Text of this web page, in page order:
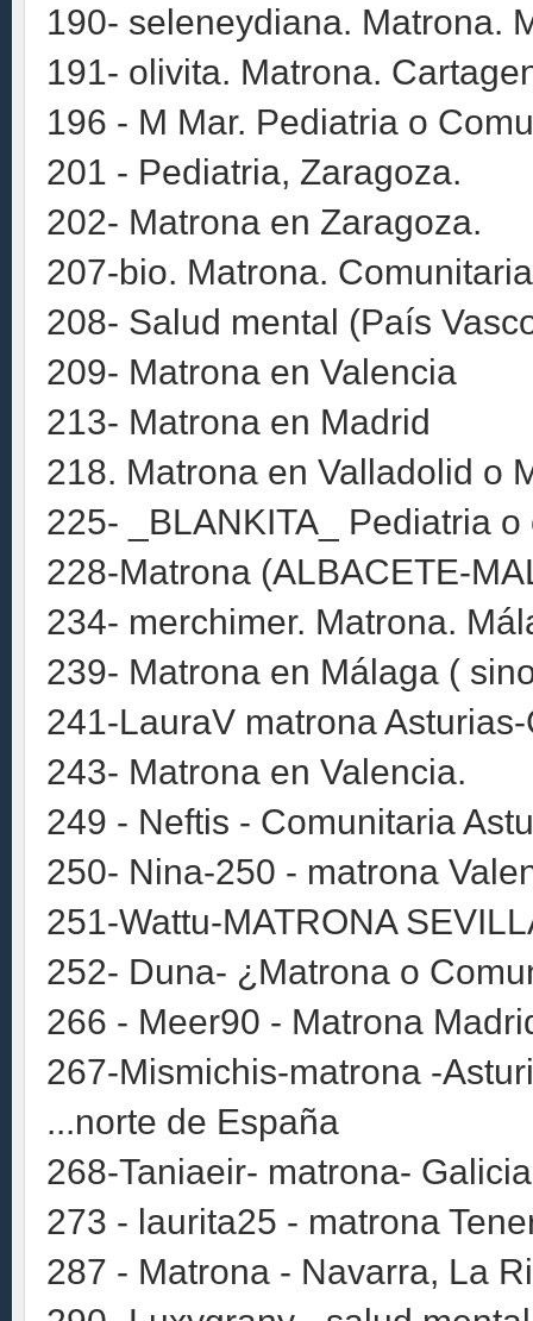
190- seleneydiana. Matrona.
191- olivita. Matrona.
196 - M Mar. Pediatria o
201 - Pediatria, Zaragoza.
202- Matrona en Zaragoza.
207-bio. Matrona.
208- Salud mental (País
209- Matrona en Valencia
213- Matrona en Madrid
218. Matrona en Valladolid o
225- _BLANKITA_ Pediatria
228-Matrona (ALBACETE-
234- merchimer. Matrona.
239- Matrona en Málaga (
241-LauraV matrona
243- Matrona en Valencia.
249 - Neftis - Comunitaria
250- Nina-250 - matrona
251-Wattu-MATRONA
252- Duna- ¿Matrona o
266 - Meer90 - Matrona
267-Mismichis-matrona -
...norte de España
268-Taniaeir- matrona- Galicia
273 - laurita25 - matrona
287 - Matrona - Navarra, La